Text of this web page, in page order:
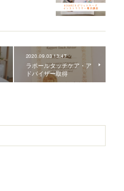
2020.09.03 13:47
ラポールタッチケア・ア
ドバイザー取得